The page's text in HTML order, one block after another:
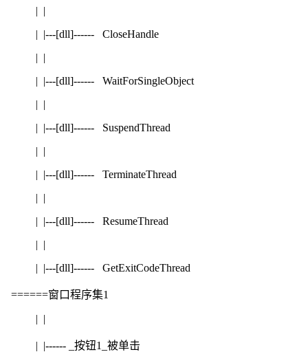
| |
| |---[dll]------ CloseHandle
| |
| |---[dll]------ WaitForSingleObject
| |
| |---[dll]------ SuspendThread
| |
| |---[dll]------ TerminateThread
| |
| |---[dll]------ ResumeThread
| |
| |---[dll]------ GetExitCodeThread
======窗口程序集1
| |
| |------ _按钮1_被单击